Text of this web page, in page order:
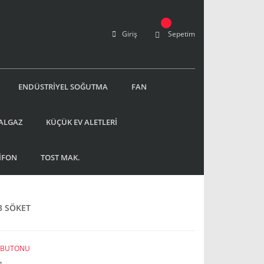
Giriş Sepetim
ENDÜSTRİYEL SOĞUTMA FAN
KÜÇÜK EV ALETLERİ
TOST MAK.
SÖKET